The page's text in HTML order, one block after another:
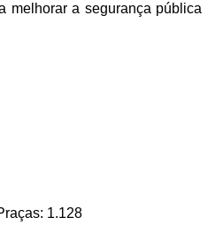
melhorar a segurança pública
1.128